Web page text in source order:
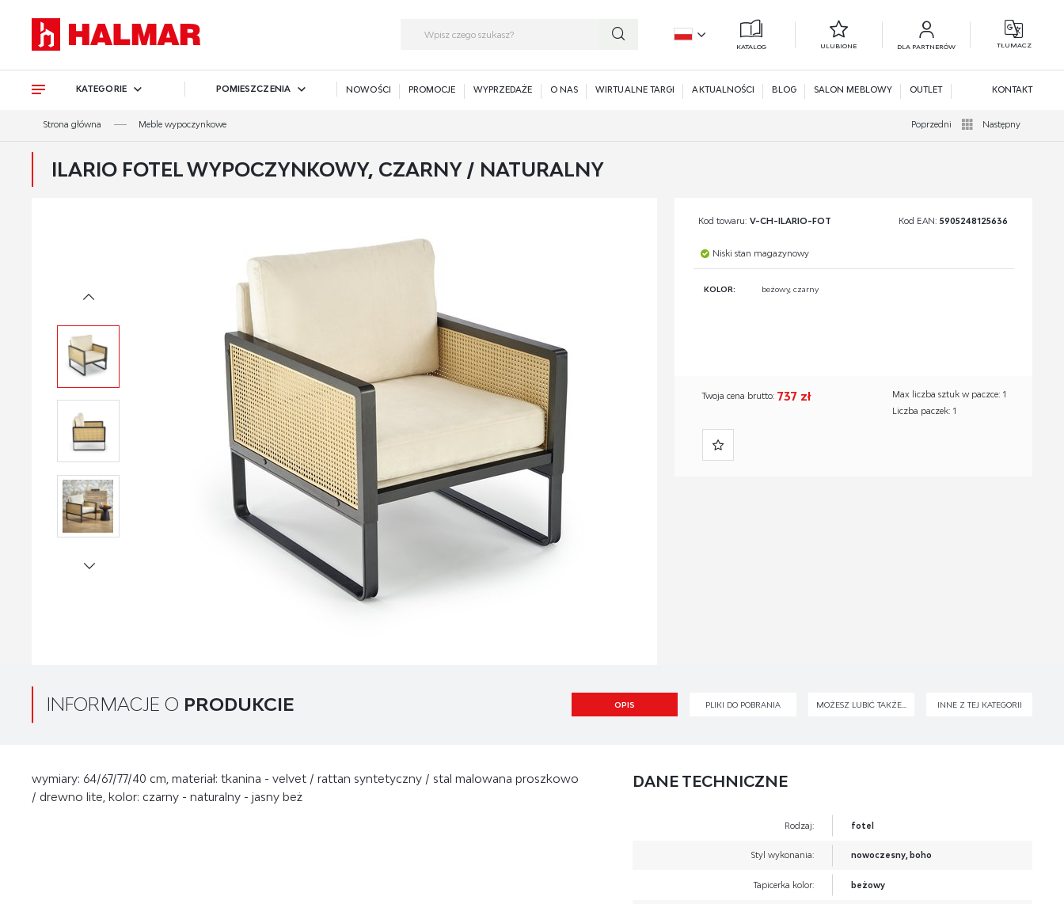
KATALOG ULUBIONE DLA PARTNERÓW TŁUMACZ
KATEGORIE POMIESZCZENIA NOWOŚCI PROMOCJE WYPRZEDAŻE O NAS WIRTUALNE TARGI AKTUALNOŚCI BLOG SALON MEBLOWY OUTLET KONTAKT
Strona główna Meble wypoczynkowe Poprzedni Następny
ILARIO FOTEL WYPOCZYNKOWY, CZARNY / NATURALNY
Kod towaru: V-CH-ILARIO-FOT Kod EAN: 5905248125636
Niski stan magazynowy
KOLOR: beżowy, czarny
Twoja cena brutto:737 zł
Max liczba sztuk w paczce: 1
Liczba paczek: 1
INFORMACJE O PRODUKCIE OPIS PLIKI DO POBRANIA MOŻESZ LUBIĆ TAKŻE... INNE Z TEJ KATEGORII
wymiary: 64/67/77/40 cm, materiał: tkanina - velvet / rattan syntetyczny / stal malowana proszkowo
/ drewno lite, kolor: czarny - naturalny - jasny beż
DANE TECHNICZNE
Rodzaj: fotel
Styl wykonania: nowoczesny, boho
Tapicerka kolor: beżowy